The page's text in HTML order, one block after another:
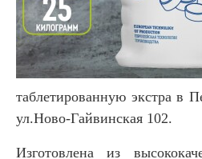
таблетированную экстра в
ул.Ново-Гайвинская 102.
Изготовлена из